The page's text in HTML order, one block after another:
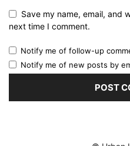
Save my name, email, and
next time I comment.
Notify me of follow-up
Notify me of new posts by